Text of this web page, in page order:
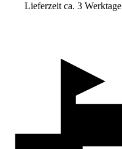
Lieferzeit ca. 3 Werktage